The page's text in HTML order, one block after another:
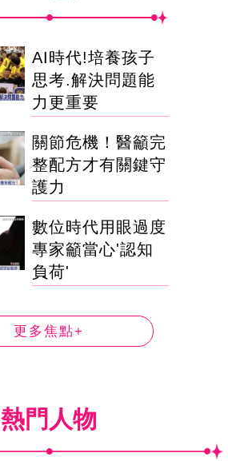
AI時代!培養孩子
思考.解決問題能
力更重要
關節危機！醫籲完
整配方才有關鍵守
護力
數位時代用眼過度
專家籲當心'認知
負荷'
更多焦點+
熱門人物